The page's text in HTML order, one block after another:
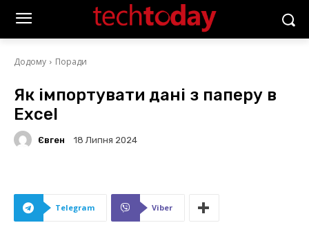
Додому Поради
Як імпортувати дані з паперу в
Excel
Євген 18 Липня 2024
Telegram Viber